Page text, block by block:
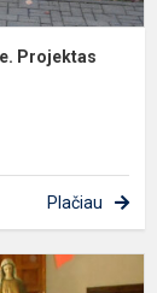
Projektas
Plačiau